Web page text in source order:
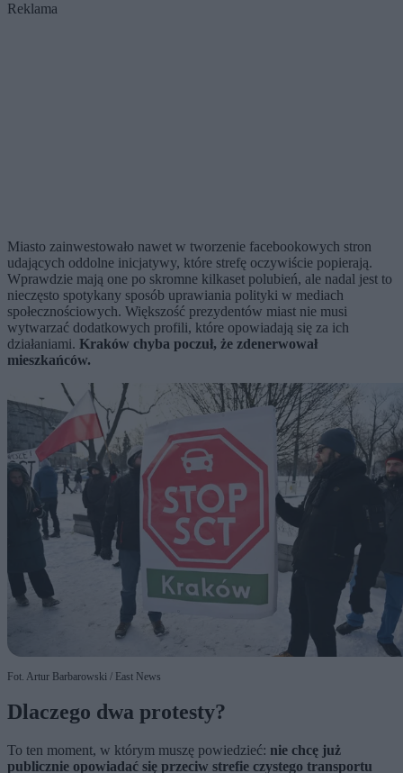
Reklama
Miasto zainwestowało nawet w tworzenie facebookowych stron
udających oddolne inicjatywy, które strefę oczywiście popierają.
Wprawdzie mają one po skromne kilkaset polubień, ale nadal jest to
nieczęsto spotykany sposób uprawiania polityki w mediach
społecznościowych. Większość prezydentów miast nie musi
wytwarzać dodatkowych profili, które opowiadają się za ich
działaniami. Kraków chyba poczuł, że zdenerwował
mieszkańców.
Fot. Artur Barbarowski / East News
Dlaczego dwa protesty?
To ten moment, w którym muszę powiedzieć: nie chcę już
publicznie opowiadać się przeciw strefie czystego transportu